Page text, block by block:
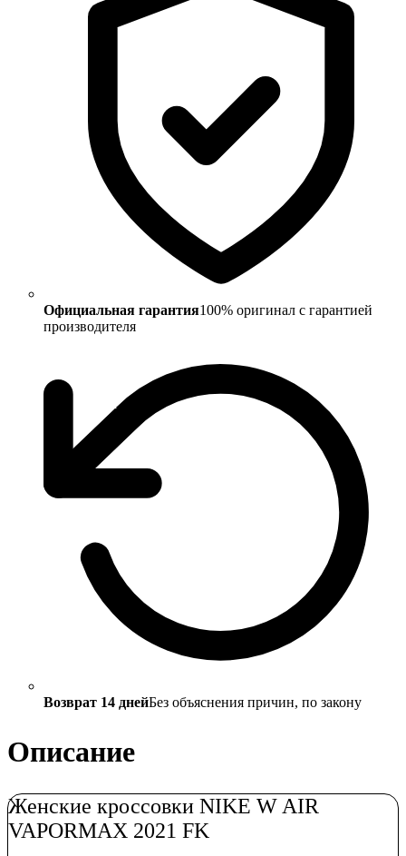
Официальная гарантия100% оригинал с гарантией
производителя
Возврат 14 днейБез объяснения причин, по закону
Описание
Женские кроссовки NIKE W AIR
VAPORMAX 2021 FK